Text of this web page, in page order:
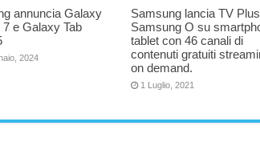
annuncia Galaxy
e Galaxy Tab
2024
Samsung lancia TV
Samsung O su
tablet con 46 canali di
contenuti gratuiti
on demand.
1 Luglio, 2021